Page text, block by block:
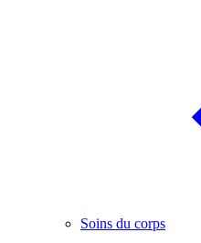
Soins du corps